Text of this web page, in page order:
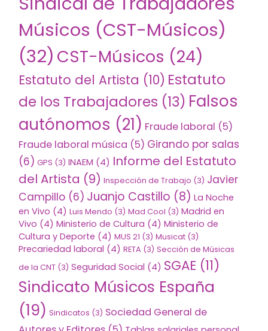
Músicos (CST-Músicos)
(32) CST-Músicos (24)
Estatuto del Artista (10) Estatuto
de los Trabajadores (13) Falsos
autónomos (21) Fraude laboral (5)
Fraude laboral música (5) Girando por salas
(6) GPS (3) INAEM (4) Informe del Estatuto
del Artista (9) Inspección de Trabajo (3) Javier
Campillo (6) Juanjo Castillo (8) La Noche
en Vivo (4) Luis Mendo (3) Mad Cool (3) Madrid en
Vivo (4) Ministerio de Cultura (4) Ministerio de
Cultura y Deporte (4) MUS 21 (3) Musicat (3)
Precariedad laboral (4) RETA (3) Sección de Músicas
de la CNT (3) Seguridad Social (4) SGAE (11)
Sindicato Músicos España
(19) Sindicatos (3) Sociedad General de